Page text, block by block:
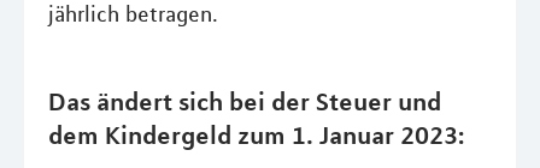
jährlich betragen.
Das ändert sich bei der Steuer und
dem Kindergeld zum 1. Januar 2023: